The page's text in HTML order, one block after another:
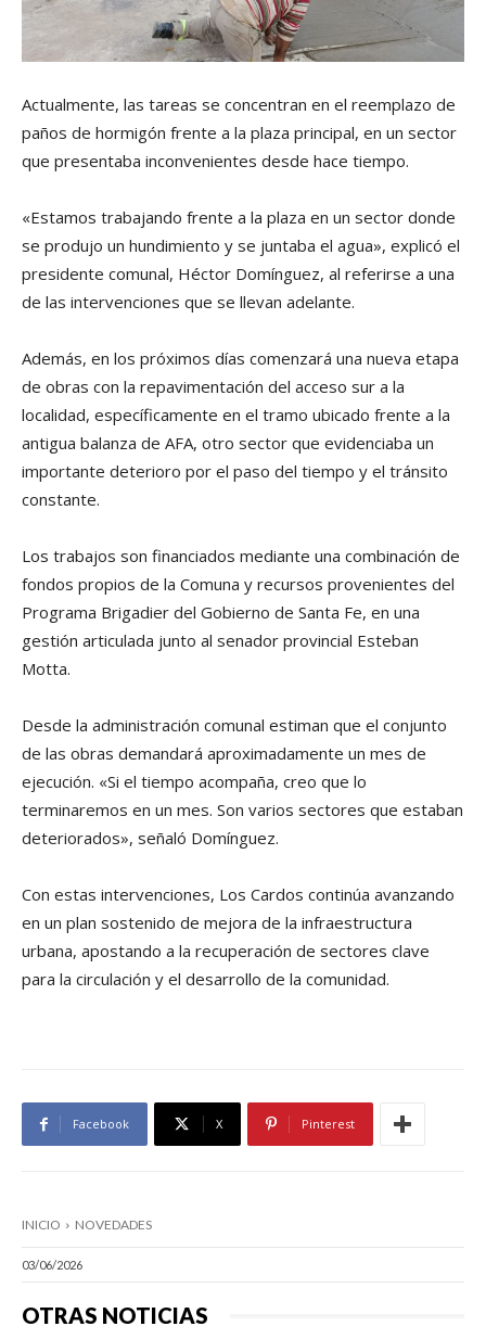
Actualmente, las tareas se concentran en el reemplazo de
paños de hormigón frente a la plaza principal, en un sector
que presentaba inconvenientes desde hace tiempo.
«Estamos trabajando frente a la plaza en un sector donde
se produjo un hundimiento y se juntaba el agua», explicó el
presidente comunal, Héctor Domínguez, al referirse a una
de las intervenciones que se llevan adelante.
Además, en los próximos días comenzará una nueva etapa
de obras con la repavimentación del acceso sur a la
localidad, específicamente en el tramo ubicado frente a la
antigua balanza de AFA, otro sector que evidenciaba un
importante deterioro por el paso del tiempo y el tránsito
constante.
Los trabajos son financiados mediante una combinación de
fondos propios de la Comuna y recursos provenientes del
Programa Brigadier del Gobierno de Santa Fe, en una
gestión articulada junto al senador provincial Esteban
Motta.
Desde la administración comunal estiman que el conjunto
de las obras demandará aproximadamente un mes de
ejecución. «Si el tiempo acompaña, creo que lo
terminaremos en un mes. Son varios sectores que estaban
deteriorados», señaló Domínguez.
Con estas intervenciones, Los Cardos continúa avanzando
en un plan sostenido de mejora de la infraestructura
urbana, apostando a la recuperación de sectores clave
para la circulación y el desarrollo de la comunidad.
Facebook X Pinterest
INICIO NOVEDADES
03/06/2026
OTRAS NOTICIAS